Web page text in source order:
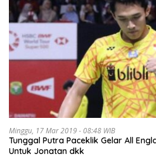
Minggu, 17 Mar 2019 - 08:48 WIB
Tunggal Putra Paceklik Gelar All
Untuk Jonatan dkk